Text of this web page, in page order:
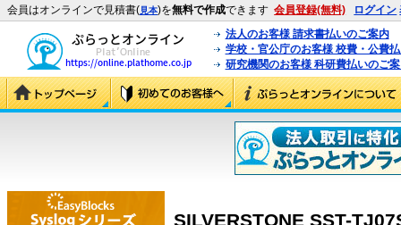
会員はオンラインで見積書(見本)を無料で作成できます 会員登録(無料) ログイン
法人のお客様 請求書払いのご案内
学校・官公庁のお客様 校費・公費
研究機関のお客様 科研費払いのご
SILVERSTONE SST-